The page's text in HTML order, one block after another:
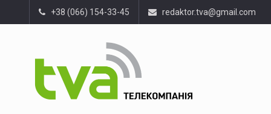
+38 (066) 154-33-45 redaktor.tva@gmail.com